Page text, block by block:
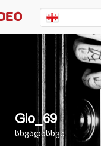
Gio_69
სხვადასხვა